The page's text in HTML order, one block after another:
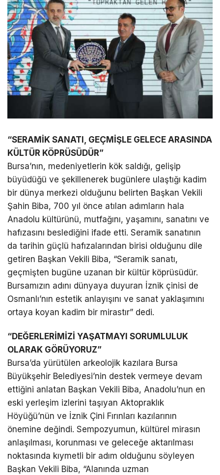
“SERAMİK SANATI, GEÇMİŞLE GELECE ARASINDA
KÜLTÜR KÖPRÜSÜDÜR”
Bursa’nın, medeniyetlerin kök saldığı, gelişip
büyüdüğü ve şekillenerek bugünlere ulaştığı kadim
bir dünya merkezi olduğunu belirten Başkan Vekili
Şahin Biba, 700 yıl önce atılan adımların hala
Anadolu kültürünü, mutfağını, yaşamını, sanatını ve
hafızasını beslediğini ifade etti. Seramik sanatının
da tarihin güçlü hafızalarından birisi olduğunu dile
getiren Başkan Vekili Biba, “Seramik sanatı,
geçmişten bugüne uzanan bir kültür köprüsüdür.
Bursamızın adını dünyaya duyuran İznik çinisi de
Osmanlı’nın estetik anlayışını ve sanat yaklaşımını
ortaya koyan kadim bir mirastır” dedi.
“DEĞERLERİMİZİ YAŞATMAYI SORUMLULUK
OLARAK GÖRÜYORUZ”
Bursa’da yürütülen arkeolojik kazılara Bursa
Büyükşehir Belediyesi’nin destek vermeye devam
ettiğini anlatan Başkan Vekili Biba, Anadolu’nun en
eski yerleşim izlerini taşıyan Aktopraklık
Höyüğü’nün ve İznik Çini Fırınları kazılarının
önemine değindi. Sempozyumun, kültürel mirasın
anlaşılması, korunması ve geleceğe aktarılması
noktasında kıymetli bir adım olduğunu söyleyen
Başkan Vekili Biba, “Alanında uzman